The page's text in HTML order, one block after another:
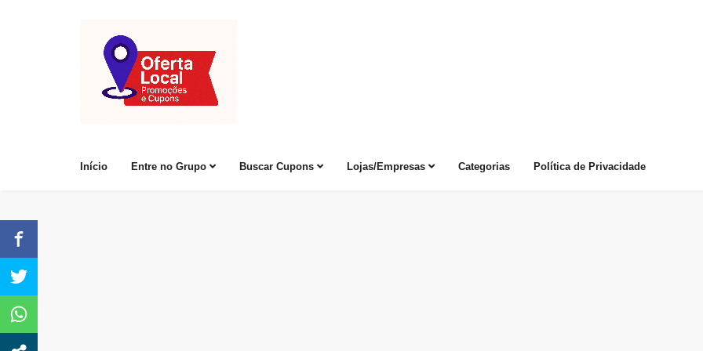
Início Entre no Grupo Buscar Cupons Lojas/Empresas Categorias Política de Privacidade